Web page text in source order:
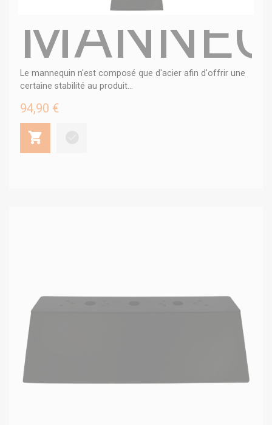
Le mannequin n'est composé que d'acier afin d'offrir une
certaine stabilité au produit...
94,90 €